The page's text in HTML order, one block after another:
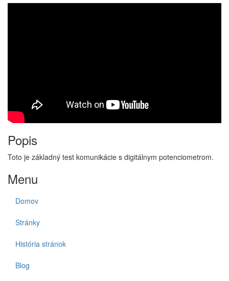
Popis
Toto je základný test komunikácie s digitálnym potenciometrom.
Menu
Domov
Stránky
História stránok
Blog